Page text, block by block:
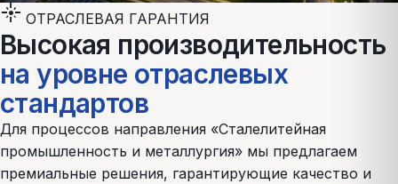
flare ОТРАСЛЕВАЯ ГАРАНТИЯ
Высокая производительность
на уровне отраслевых
стандартов
Для процессов направления «Сталелитейная
промышленность и металлургия» мы предлагаем
премиальные решения, гарантирующие качество и